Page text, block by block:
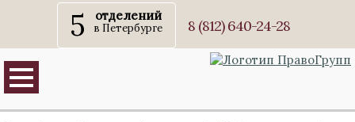
5 отделений
в Петербурге 8 (812) 640-24-28